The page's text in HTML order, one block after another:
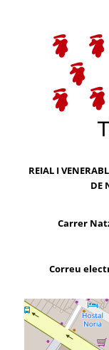
REIAL I
DE
Carrer
Correu